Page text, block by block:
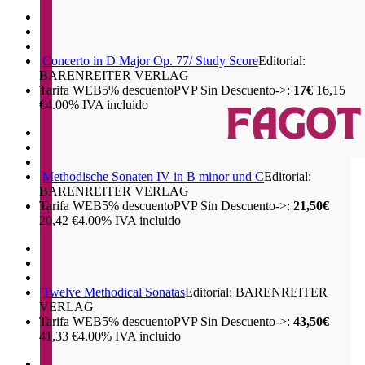
Concerto in D Major Op. 77/ Study ScoreEditorial:
BARENREITER VERLAG
Tarifa WEB5% descuentoPVP Sin Descuento->: 17€ 16,15
€4.00% IVA incluido
Methodische Sonaten IV in B minor und CEditorial:
BARENREITER VERLAG
Tarifa WEB5% descuentoPVP Sin Descuento->: 21,50€
20,42 €4.00% IVA incluido
Twelve Methodical SonatasEditorial: BARENREITER
VERLAG
Tarifa WEB5% descuentoPVP Sin Descuento->: 43,50€
41,33 €4.00% IVA incluido